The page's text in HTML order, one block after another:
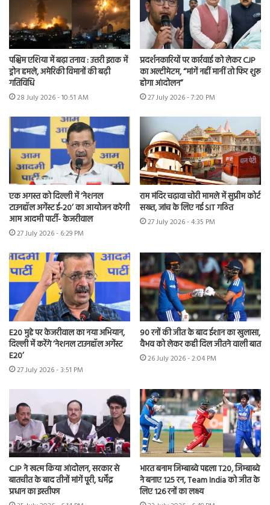
पश्चिम एशिया में बढ़ा तनाव : उत्तरी इराक में
ड्रोन हमले, अमेरिकी विमानों की बढ़ी
गतिविधि
28 July 2026 - 10:51 AM
प्रदर्शनकारियों पर कार्रवाई को लेकर CJP
का अल्टीमेटम, “मांगें नहीं मानीं तो फिर शुरू
होगा आंदोलन”
27 July 2026 - 7:20 PM
एक अगस्त को दिल्ली में ‘नेशनल
टाउनहॉल अगेंस्ट ई-20’ का आयोजन करेगी
आम आदमी पार्टी- केजरीवाल
27 July 2026 - 6:29 PM
राम मंदिर चढ़ावा चोरी मामले में सुप्रीम कोर्ट
सख्त, जांच के लिए नई SIT गठित
27 July 2026 - 4:35 PM
E20 मुद्दे पर केजरीवाल का नया अभियान,
दिल्ली में करेंगे ‘नेशनल टाउनहॉल अगेंस्ट
E20’
27 July 2026 - 3:51 PM
90 रनों की जीत के बाद ईशान का खुलासा,
वैभव को लेकर कही दिल जीतने वाली बात
26 July 2026 - 2:04 PM
CJP ने खत्म किया आंदोलन, सरकार से
बातचीत के बाद तीनों मांगें पूरी, धर्मेंद्र
प्रधान का इस्तीफा
भारत बनाम जिम्बाब्वे पहला T20, जिम्बाब्वे
ने बनाए 125 रन, Team India को जीत के
लिए 126 रनों का लक्ष्य